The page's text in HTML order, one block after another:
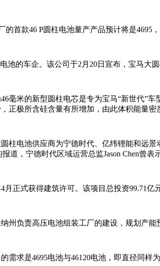
的首款46 P圆柱电池量产产品预计将是4695
池的车企。该公司于2月20日宣布，宝马大圆
毫米的新型圆柱电芯是专为宝马“新世代”
正极所含硅含量有所增加，由此体积能量密
柱电池供应商为宁德时代、亿纬锂能和远
道，宁德时代区域运营总监Jason Chen曾
正式获得建筑许可。该项目总投资99.71亿
州负责高压电池组装工厂的建设，规划产能
需求是4695电池与46120电池，即直径同样